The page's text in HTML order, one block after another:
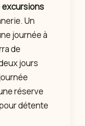
excursions
Un
journée à
de
jours
réserve
détente